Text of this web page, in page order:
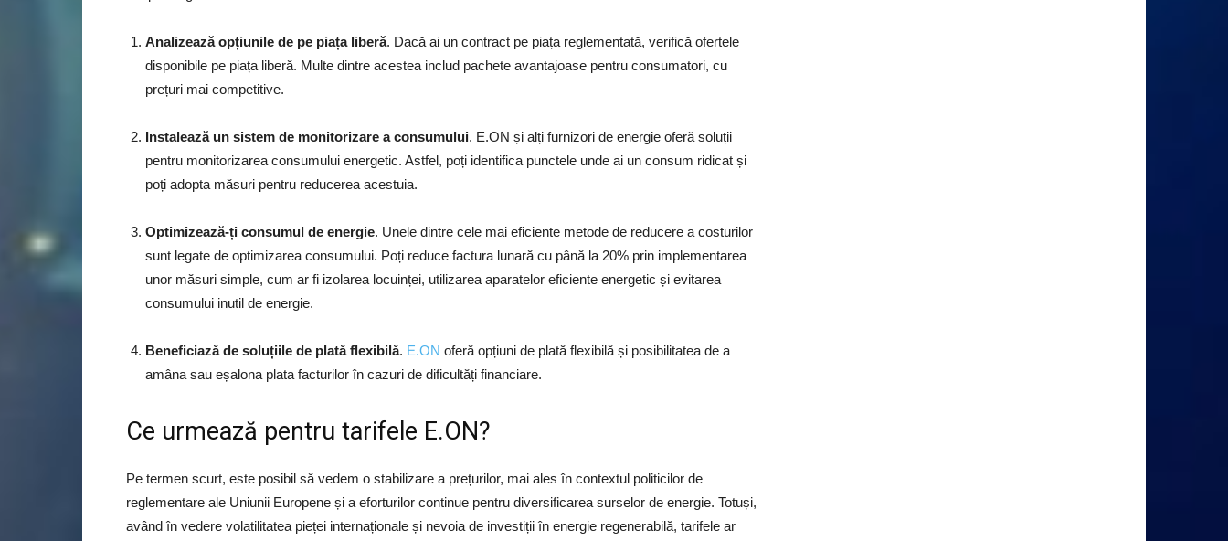
Analizează opțiunile de pe piața liberă. Dacă ai un contract pe piața reglementată, verifică ofertele
disponibile pe piața liberă. Multe dintre acestea includ pachete avantajoase pentru consumatori, cu
prețuri mai competitive.
Instalează un sistem de monitorizare a consumului. E.ON și alți furnizori de energie oferă soluții
pentru monitorizarea consumului energetic. Astfel, poți identifica punctele unde ai un consum ridicat și
poți adopta măsuri pentru reducerea acestuia.
Optimizează-ți consumul de energie. Unele dintre cele mai eficiente metode de reducere a costurilor
sunt legate de optimizarea consumului. Poți reduce factura lunară cu până la 20% prin implementarea
unor măsuri simple, cum ar fi izolarea locuinței, utilizarea aparatelor eficiente energetic și evitarea
consumului inutil de energie.
Beneficiază de soluțiile de plată flexibilă. E.ON oferă opțiuni de plată flexibilă și posibilitatea de a
amâna sau eșalona plata facturilor în cazuri de dificultăți financiare.
Ce urmează pentru tarifele E.ON?
Pe termen scurt, este posibil să vedem o stabilizare a prețurilor, mai ales în contextul politicilor de
reglementare ale Uniunii Europene și a eforturilor continue pentru diversificarea surselor de energie​. Totuși,
având în vedere volatilitatea pieței internaționale și nevoia de investiții în energie regenerabilă, tarifele ar